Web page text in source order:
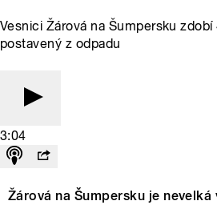
Vesnici Žárová na Šumpersku
postavený z odpadu
3:04
Žárová na Šumpersku je